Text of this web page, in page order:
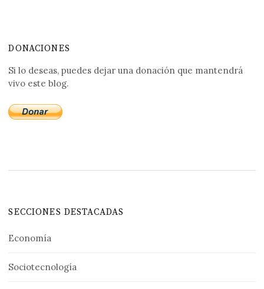
DONACIONES
Si lo deseas, puedes dejar una donación que mantendrá
vivo este blog.
SECCIONES DESTACADAS
Economía
Sociotecnología